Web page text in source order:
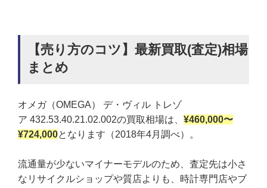
【売り方のコツ】最新買取(査定)相場
まとめ
オメガ（OMEGA） デ・ヴィル トレゾ
ア 432.53.40.21.02.002の買取相場は、 ¥460,000〜
¥724,000となります（2018年4月調べ）。
流通量が少ないマイナーモデルのため、査定先は小さ
なリサイクルショップや質店よりも、時計専門店やブ